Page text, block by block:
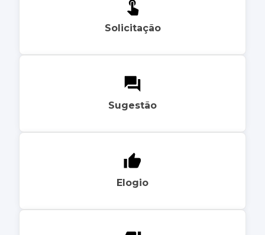
Solicitação
Sugestão
Elogio